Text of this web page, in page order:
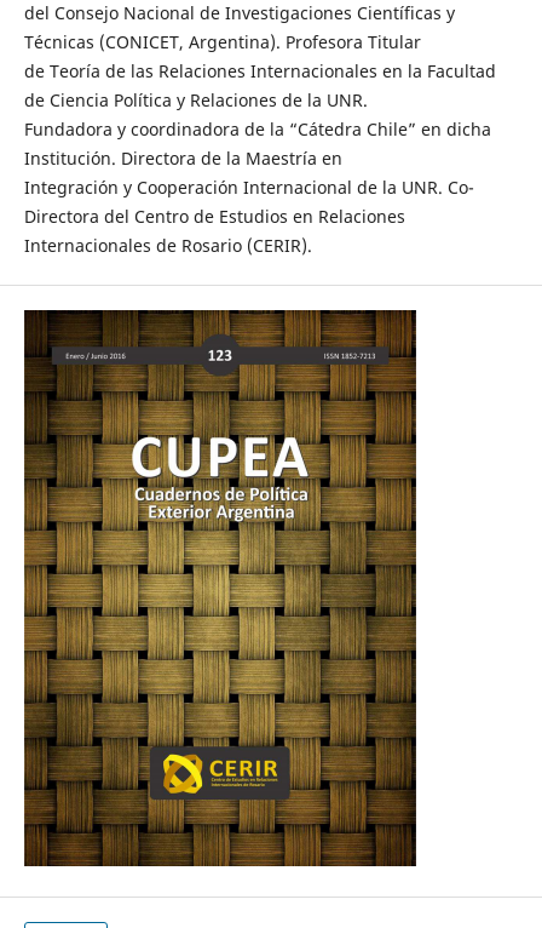
del Consejo Nacional de Investigaciones Científicas y
Técnicas (CONICET, Argentina). Profesora Titular
de Teoría de las Relaciones Internacionales en la Facultad
de Ciencia Política y Relaciones de la UNR.
Fundadora y coordinadora de la “Cátedra Chile” en dicha
Institución. Directora de la Maestría en
Integración y Cooperación Internacional de la UNR. Co-
Directora del Centro de Estudios en Relaciones
Internacionales de Rosario (CERIR).